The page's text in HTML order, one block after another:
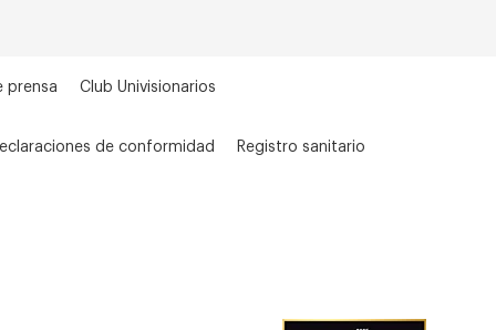
prensa Club Univisionarios
de conformidad Registro sanitario